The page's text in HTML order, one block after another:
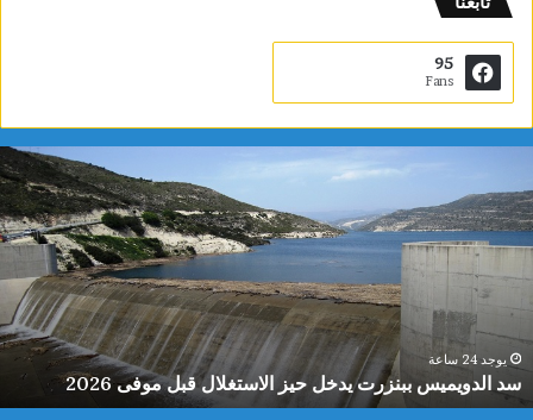
95
Fans
قبل موفى 2026
يطورون
عقارًا
جديدًا
يحدّ
من
نمو
الأورام
السرطانية
ويعزز
فعالية
يوجد 24 ساعة
باحثون يطورون عقارًا جديدًا
فعالية العلاجات